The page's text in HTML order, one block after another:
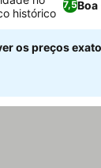
7,5Boa
histórico
os preços